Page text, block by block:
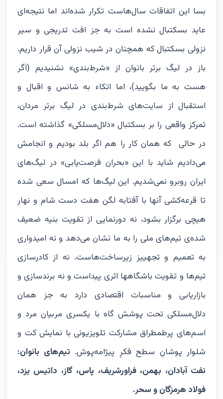
بسا این اتفاقات سال‌هاست تکرار شده‌اند اما نتیجه‌ای
عاید بسکتبال نشده است به جز افت تدریجی و سیر
نزولی بسکتبال که همچنان در شیب نزولی آن قرار داریم.
باز در لیگ برتر بانوان از «شرط‌بندی» نشنیدیم (اگر
هست به ما بگویید)، اما اتکاء به شانس و اقبال و
استقبال از سایت‌های شرط‌بندی در لیگ برتر مردان،
تمرکز واقعی را بر بسکتبال «دلال‌مسلکی» گذاشته است.
در حالی که همان کار را هم اگر بلد بودیم و انجامش
می‌دادیم شاید با این «بحران فرصت‌یابی» در لیگ‌های
ایران روبرو نمی‌شدیم. این لیگ‌ها که امسال سعی شده
تا قرعه‌کشی آنها با آفتابه لگن هفت دست شام و نهار
هیچی برگزار بشود، نه دورنمایی از تقویت بنیه ضعیف
شده‌ی تیم‌های ملی را به ما نشان می‌دهد و نه امیدواری
به تعمیم و تجهییز زیرساخت‌هاست. نه از کادرسازی
تیم‌ها و تقویت باشگاهها اثری پیداست و نه برندسازی و
بازاریابی و مناسبات اقتصادی دارد به جز همان
دلال‌مسلکی تحت پوشش گاه با یکسری مربیان مرد و
اسم‌های پرطمطراق مشارکت تلویزیونی با نمایش کت و
شلوار پوشانِ سطح فکرِ پیژامه‌پوش. تیم‌های بانوان:
نفت آبادان، بهمن، فراورشریف، پاس، گاز، داتیس یزد،
فولاد هرمزگان و سحر.